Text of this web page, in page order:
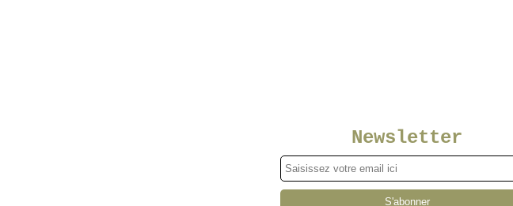
Newsletter